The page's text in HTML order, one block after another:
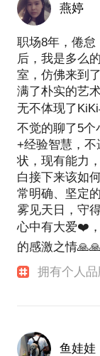
燕婷
职场8年，倦
后，我是多么
室，仿佛来到
满了朴实的艺
无不体现了
不觉的聊了5个
+经验智慧，
状，现有能力
白接下来该如
常明确、坚定
雾见天日，守
心中有大爱❤️
的感激之情🙏🙏
拥有个人
鱼娃娃